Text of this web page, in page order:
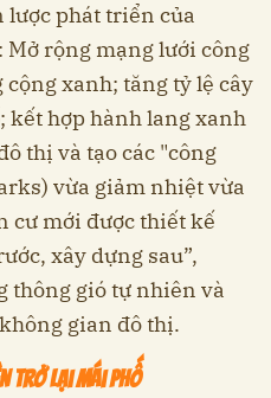
phát triển của
rộng mạng lưới công
xanh; tăng tỷ lệ cây
kết hợp hành lang xanh
thị và tạo các "công
vừa giảm nhiệt vừa
cư mới được thiết kế
xây dựng sau”,
thông gió tự nhiên và
gian đô thị.
trở lại mái phố